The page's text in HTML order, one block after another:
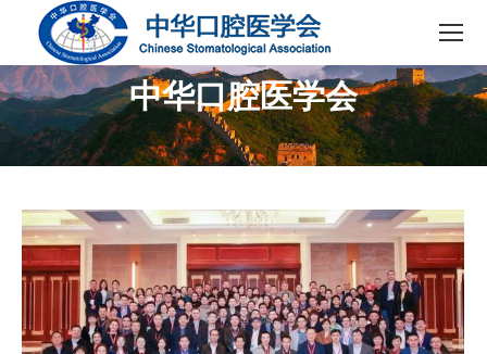
中华口腔医学会
您在这里：